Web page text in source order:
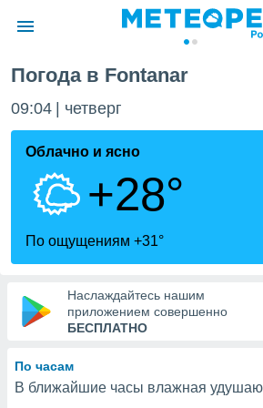
о
Вы можете
к этому
доступ
Погода в Fontanar
09:04 четверг
Облачно и ясно
+28°
По ощущениям +31°
Наслаждайтесь нашим
приложением совершенно
БЕСПЛАТНО
По часам
В ближайшие часы влажная